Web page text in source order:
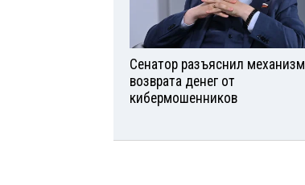
Сенатор разъяснил механизм
возврата денег от
кибермошенников